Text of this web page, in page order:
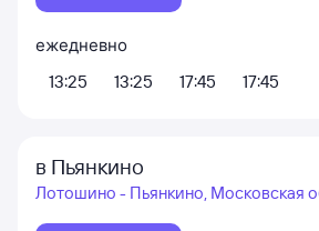
ежедневно
13:25
13:25 17:45 17:45
в Пьянкино
Лотошино - Пьянкино, Московская